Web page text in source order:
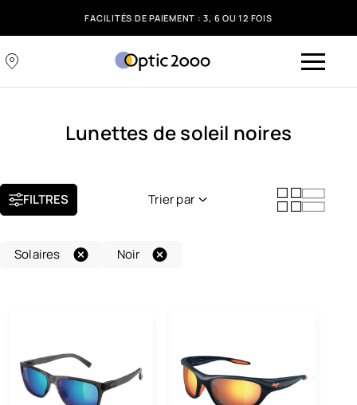
FACILITÉS DE PAIEMENT : 3, 6 OU 12 FOIS
Lunettes de soleil noires
FILTRES Trier par
Solaires Noir